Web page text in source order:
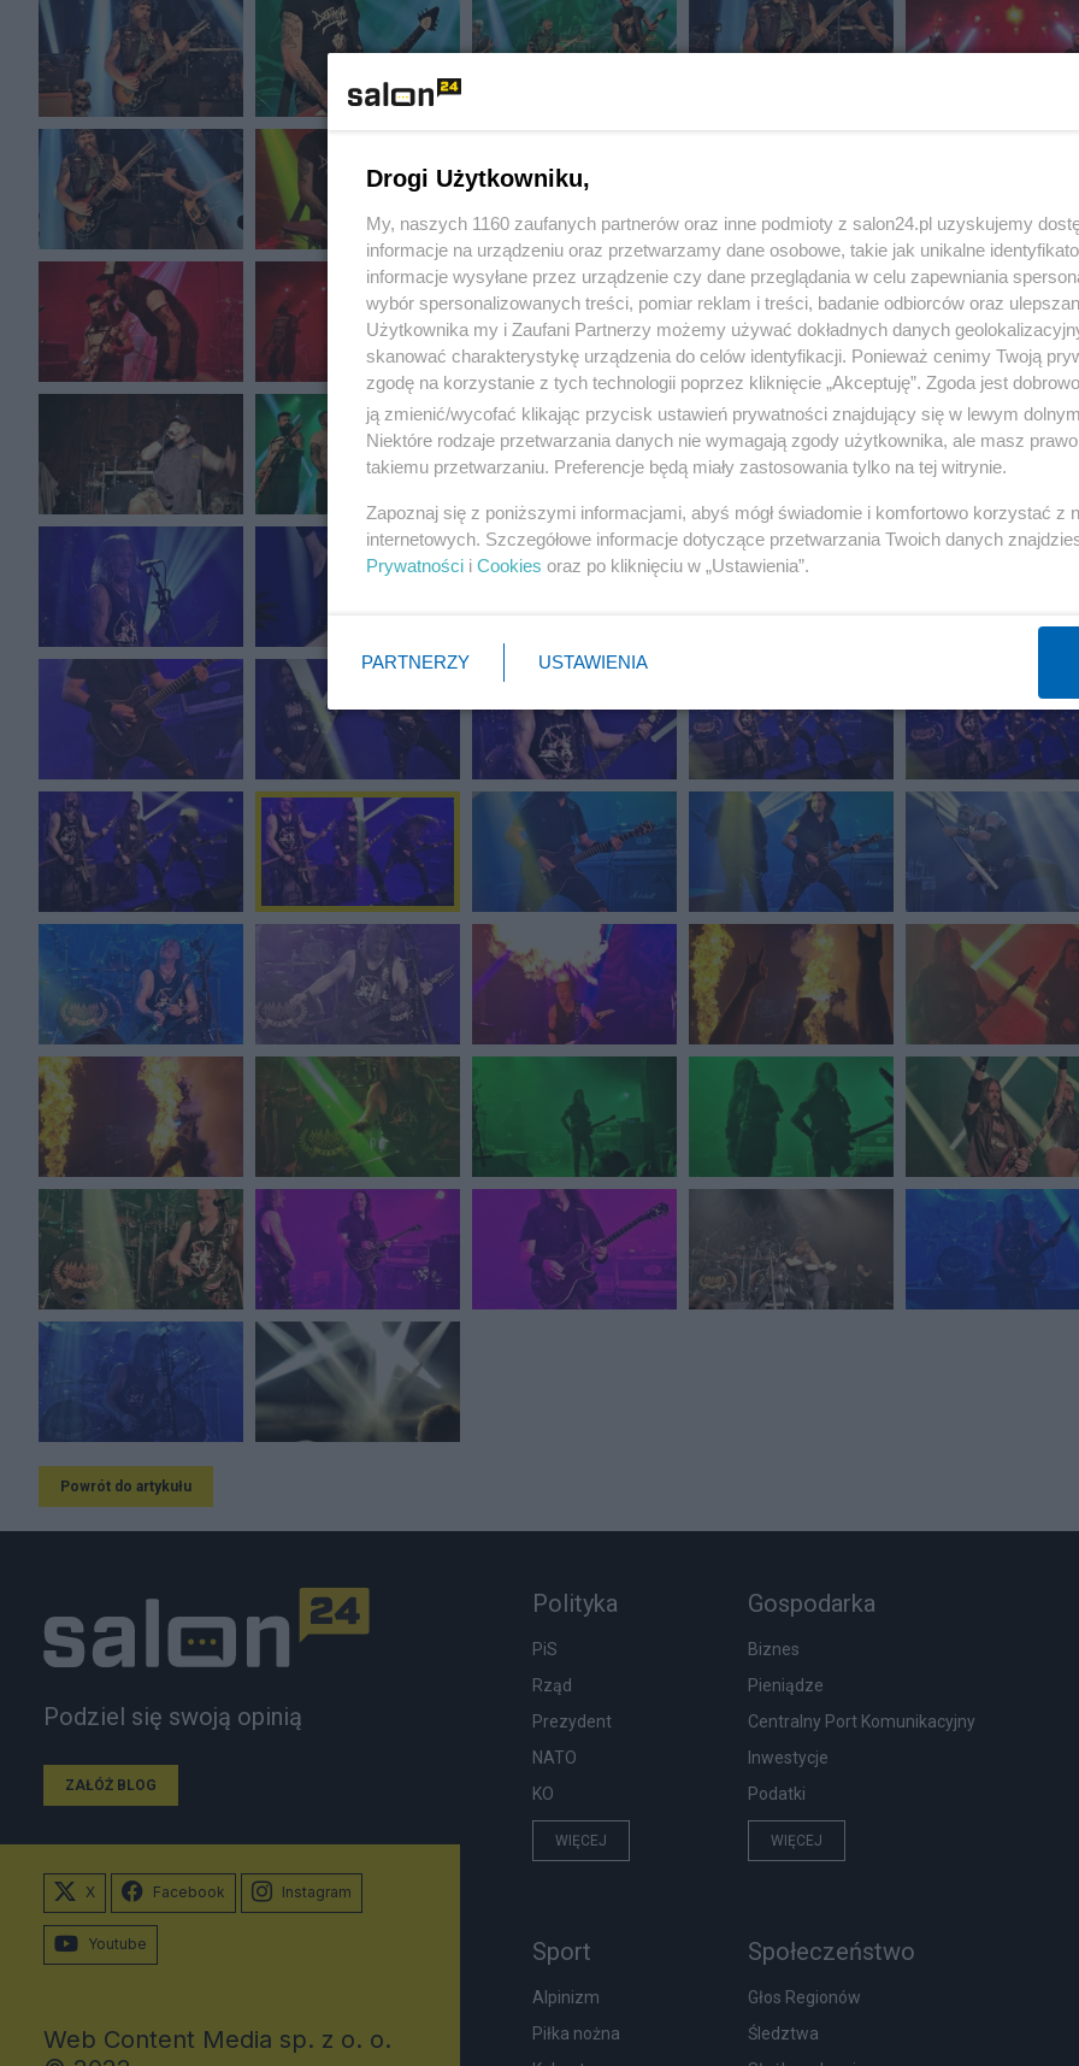
Powrót do artykułu
Podziel się swoją opinią
ZAŁÓŻ BLOG
Polityka
PiS
Rząd
Prezydent
NATO
KO
WIĘCEJ
Gospodarka
Biznes
Pieniądze
Centralny Port Komunikacyjny
Inwestycje
Podatki
WIĘCEJ
Sport
Alpinizm
Piłka nożna
Społeczeństwo
Głos Regionów
Śledztwa
X Facebook Instagram
Youtube
Web Content Media sp. z o. o.
Drogi Użytkowniku,
My, naszych 1160 zaufanych partnerów oraz inne podmioty z salon24.pl uzyskujemy
informacje na urządzeniu oraz przetwarzamy dane osobowe, takie jak unikalne
informacje wysyłane przez urządzenie czy dane przeglądania w celu zapewniania
wybór spersonalizowanych treści, pomiar reklam i treści, badanie odbiorców oraz
Użytkownika my i Zaufani Partnerzy możemy używać dokładnych danych
skanować charakterystykę urządzenia do celów identyfikacji. Ponieważ cenimy Twoją
zgodę na korzystanie z tych technologii poprzez kliknięcie „Akceptuję”. Zgoda jest
ją zmienić/wycofać klikając przycisk ustawień prywatności znajdujący się w lewym
Niektóre rodzaje przetwarzania danych nie wymagają zgody użytkownika, ale masz
takiemu przetwarzaniu. Preferencje będą miały zastosowania tylko na tej witrynie.
Zapoznaj się z poniższymi informacjami, abyś mógł świadomie i komfortowo korzystać z
internetowych. Szczegółowe informacje dotyczące przetwarzania Twoich danych
Prywatności i Cookies oraz po kliknięciu w „Ustawienia”.
PARTNERZY USTAWIENIA